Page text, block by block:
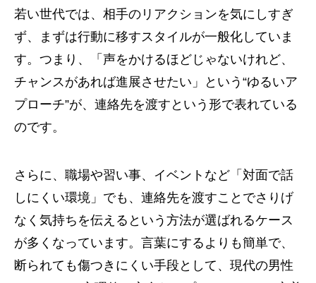
若い世代では、相手のリアクションを気にしすぎ
ず、まずは行動に移すスタイルが一般化していま
す。つまり、「声をかけるほどじゃないけれど、
チャンスがあれば進展させたい」という“ゆるいア
プローチ”が、連絡先を渡すという形で表れている
のです。
さらに、職場や習い事、イベントなど「対面で話
しにくい環境」でも、連絡先を渡すことでさりげ
なく気持ちを伝えるという方法が選ばれるケース
が多くなっています。言葉にするよりも簡単で、
断られても傷つきにくい手段として、現代の男性